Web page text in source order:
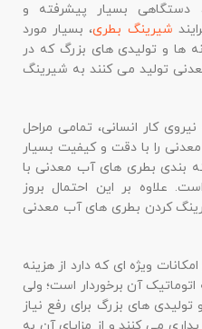
دستگاهی بسیار پیشرفته و
شیرینگ بطری، بسیار مورد
ها و تولیدی های بزرگ که در
تولید می کنند به شیرینگ
کار انسانی، تمامی مراحل
را با دقت و کیفیت بسیار
بندی بطری های آب معدنی با
علاوه بر این احتمال بروز
کردن بطری های آب معدنی
ویژه ای که دارد از هزینه
آن برخوردار است؛ ولی
تولیدی های بزرگ برای رفع نیاز